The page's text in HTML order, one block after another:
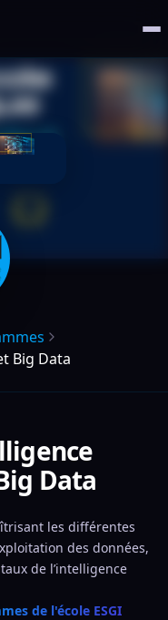
Big Data
Data
les différentes
des données,
de l’intelligence
de l'école ESGI